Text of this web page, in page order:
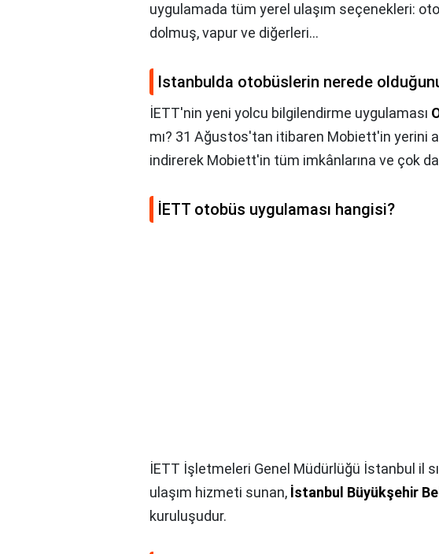
uygulamada tüm yerel ulaşım seçenekleri:
dolmuş, vapur ve diğerleri...
Istanbulda otobüslerin nerede
İETT'nin yeni yolcu bilgilendirme uygulaması
mı? 31 Ağustos'tan itibaren Mobiett'in yerini
indirerek Mobiett'in tüm imkânlarına ve çok
İETT otobüs uygulaması hangisi?
İETT İşletmeleri Genel Müdürlüğü İstanbul il
ulaşım hizmeti sunan, İstanbul Büyükşehir
kuruluşudur.